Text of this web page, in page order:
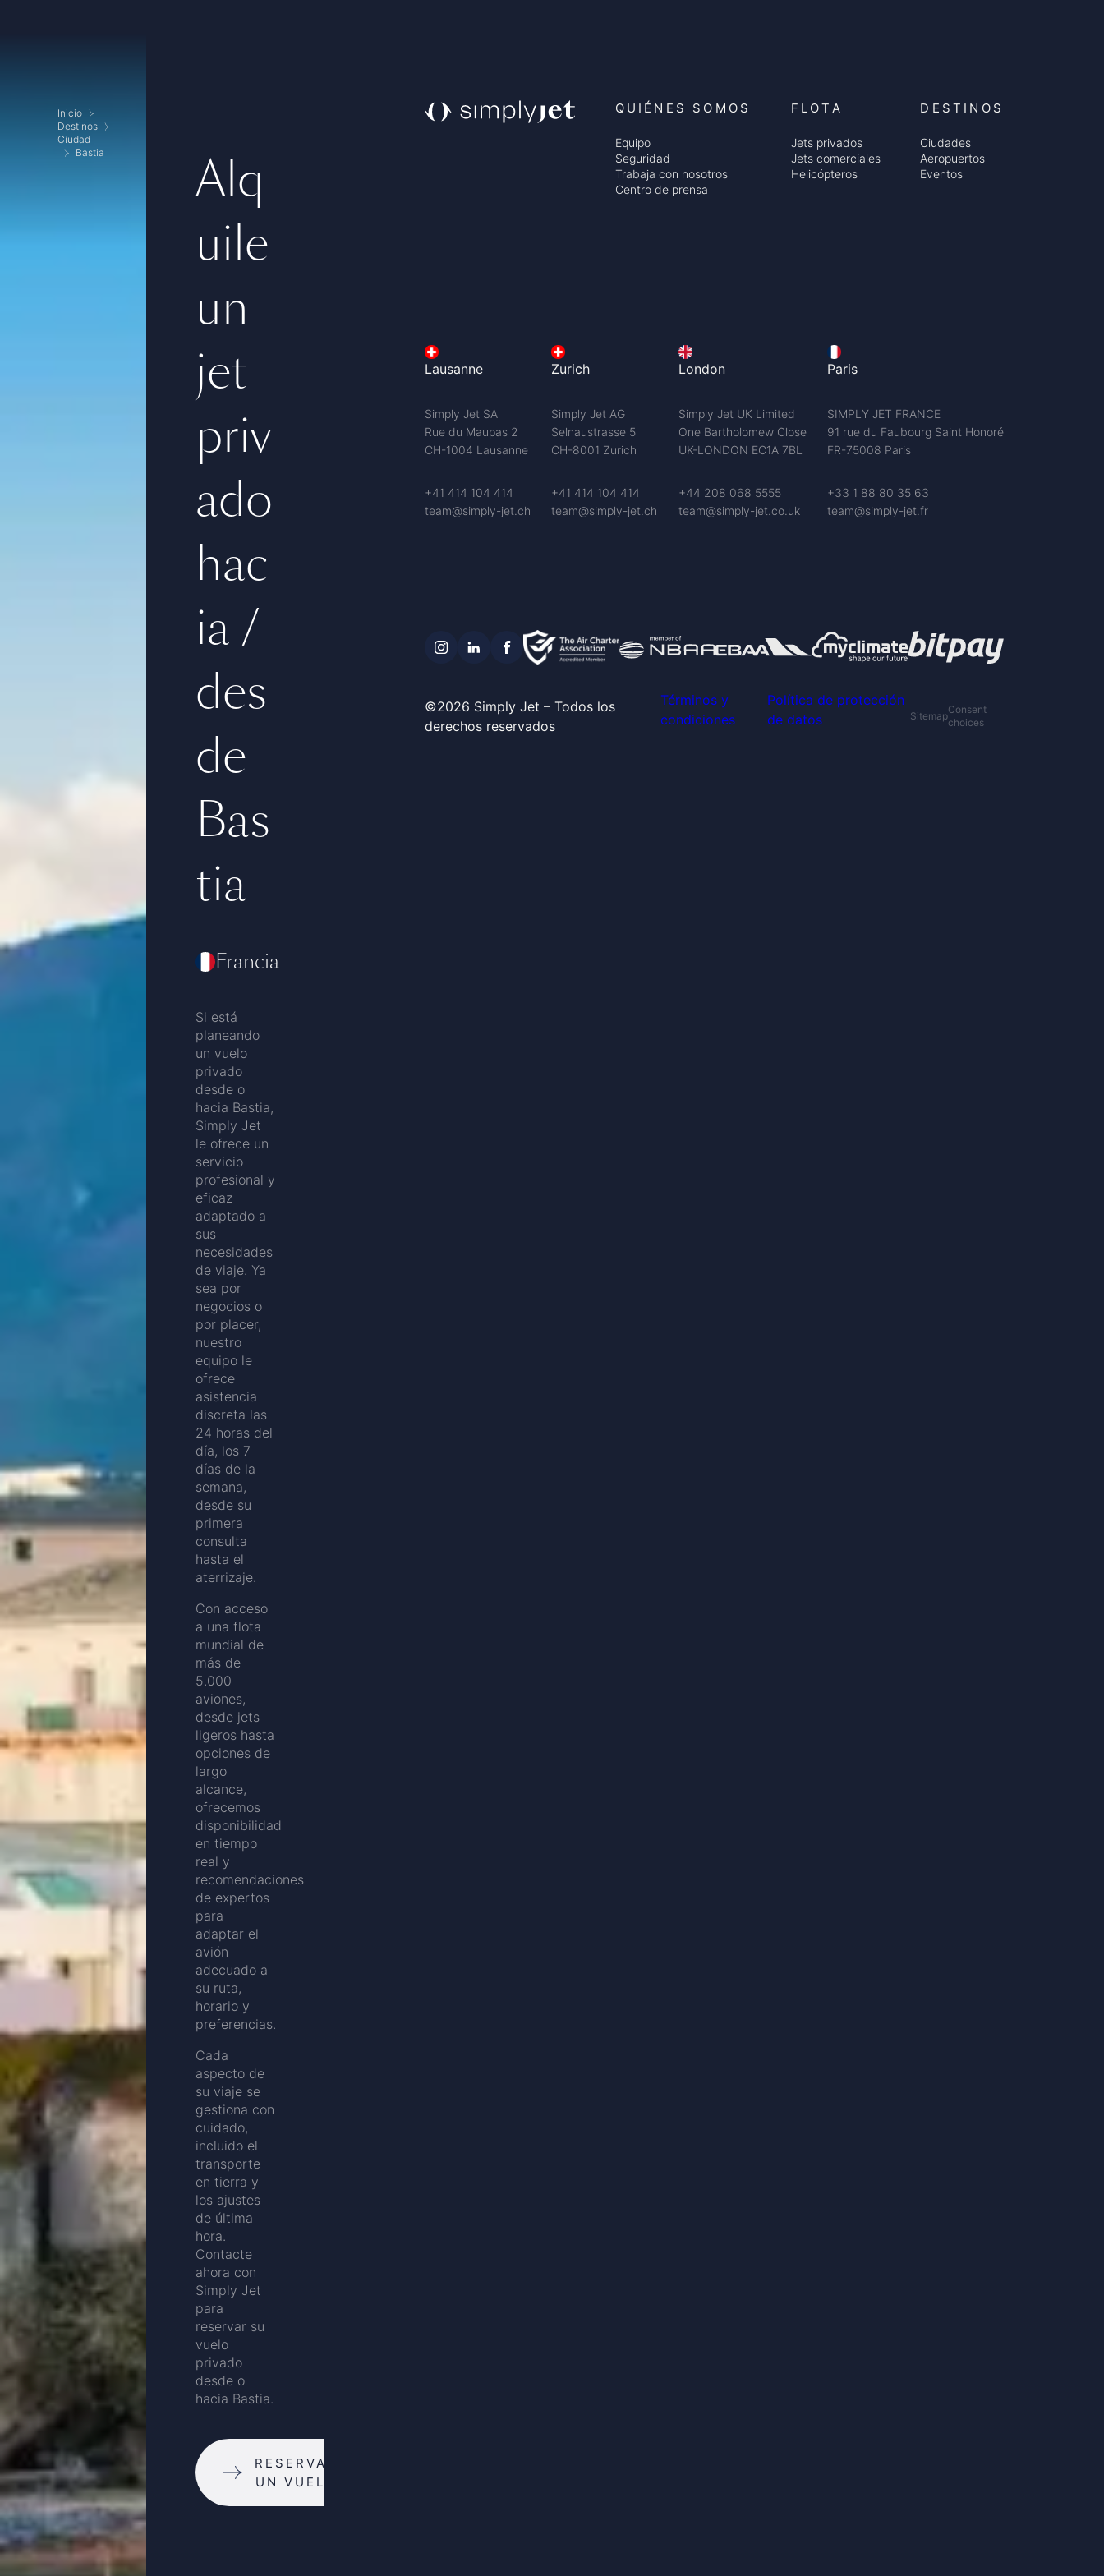
Inicio
Destinos
Ciudad
Bastia
Alq
uile
un
jet
priv
ado
hac
ia /
des
de
Bas
tia
Francia
Si está
planeando
un vuelo
privado
desde o
hacia Bastia,
Simply Jet
le ofrece un
servicio
profesional y
eficaz
adaptado a
sus
necesidades
de viaje. Ya
sea por
negocios o
por placer,
nuestro
equipo le
ofrece
asistencia
discreta las
24 horas del
día, los 7
días de la
semana,
desde su
primera
consulta
hasta el
aterrizaje.
Con acceso
a una flota
mundial de
más de
5.000
aviones,
desde jets
ligeros hasta
opciones de
largo
alcance,
ofrecemos
disponibilidad
en tiempo
real y
recomendaciones
de expertos
para
adaptar el
avión
adecuado a
su ruta,
horario y
preferencias.
Cada
aspecto de
su viaje se
gestiona con
cuidado,
incluido el
transporte
en tierra y
los ajustes
de última
hora.
Contacte
ahora con
Simply Jet
para
reservar su
vuelo
privado
desde o
hacia Bastia.
RESERVAR
UN VUELO
QUIÉNES SOMOS
Equipo
Seguridad
Trabaja con nosotros
Centro de prensa
FLOTA
Jets privados
Jets comerciales
Helicópteros
DESTINOS
Ciudades
Aeropuertos
Eventos
Lausanne
Simply Jet SA
Rue du Maupas 2
CH-1004 Lausanne
+41 414 104 414
team@simply-jet.ch
Zurich
Simply Jet AG
Selnaustrasse 5
CH-8001 Zurich
+41 414 104 414
team@simply-jet.ch
London
Simply Jet UK Limited
One Bartholomew Close
UK-LONDON EC1A 7BL
+44 208 068 5555
team@simply-jet.co.uk
Paris
SIMPLY JET FRANCE
91 rue du Faubourg Saint Honoré
FR-75008 Paris
+33 1 88 80 35 63
team@simply-jet.fr
©2026 Simply Jet – Todos los
derechos reservados
Términos y
condiciones
Política de protección
de datos
Sitemap
Consent
choices